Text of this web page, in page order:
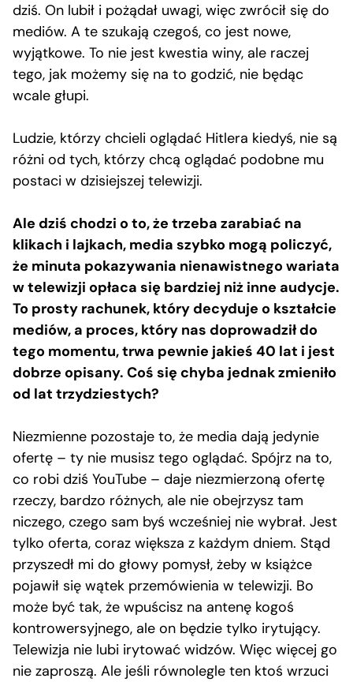
dziś. On lubił i pożądał uwagi, więc zwrócił się do
mediów. A te szukają czegoś, co jest nowe,
wyjątkowe. To nie jest kwestia winy, ale raczej
tego, jak możemy się na to godzić, nie będąc
wcale głupi.
Ludzie, którzy chcieli oglądać Hitlera kiedyś, nie są
różni od tych, którzy chcą oglądać podobne mu
postaci w dzisiejszej telewizji.
Ale dziś chodzi o to, że trzeba zarabiać na
klikach i lajkach, media szybko mogą policzyć,
że minuta pokazywania nienawistnego wariata
w telewizji opłaca się bardziej niż inne audycje.
To prosty rachunek, który decyduje o kształcie
mediów, a proces, który nas doprowadził do
tego momentu, trwa pewnie jakieś 40 lat i jest
dobrze opisany. Coś się chyba jednak zmieniło
od lat trzydziestych?
Niezmienne pozostaje to, że media dają jedynie
ofertę – ty nie musisz tego oglądać. Spójrz na to,
co robi dziś YouTube – daje niezmierzoną ofertę
rzeczy, bardzo różnych, ale nie obejrzysz tam
niczego, czego sam byś wcześniej nie wybrał. Jest
tylko oferta, coraz większa z każdym dniem. Stąd
przyszedł mi do głowy pomysł, żeby w książce
pojawił się wątek przemówienia w telewizji. Bo
może być tak, że wpuścisz na antenę kogoś
kontrowersyjnego, ale on będzie tylko irytujący.
Telewizja nie lubi irytować widzów. Więc więcej go
nie zaproszą. Ale jeśli równolegle ten ktoś wrzuci